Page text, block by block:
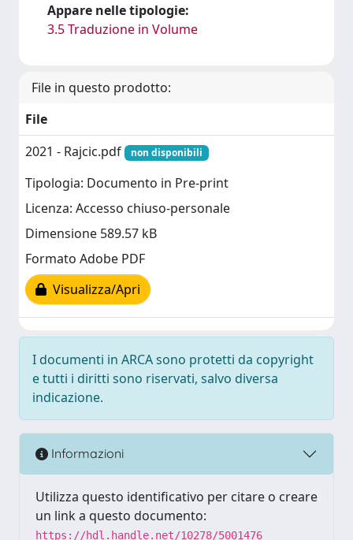
Appare nelle tipologie:
3.5 Traduzione in Volume
File in questo prodotto:
File
2021 - Rajcic.pdf
non disponibili
Tipologia: Documento in Pre-print
Licenza: Accesso chiuso-personale
Dimensione 589.57 kB
Formato Adobe PDF
Visualizza/Apri
I documenti in ARCA sono protetti da copyright
e tutti i diritti sono riservati, salvo diversa
indicazione.
Informazioni
Utilizza questo identificativo per citare o creare
un link a questo documento:
https://hdl.handle.net/10278/5001476